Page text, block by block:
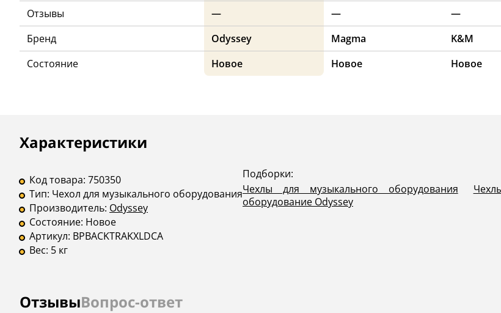
Отзывы
— — —
Бренд
Odyssey Magma K&M
Состояние
Новое Новое Новое
Описание
Характеристики
Инструкции
Код товара: 750350
Тип: Чехол для музыкального оборудования
Производитель: Odyssey
Состояние: Новое
Артикул: BPBACKTRAKXLDCA
Вес: 5 кг
Подборки:
Чехлы для музыкального оборудования
оборудование Odyssey
ОтзывыВопрос-ответ